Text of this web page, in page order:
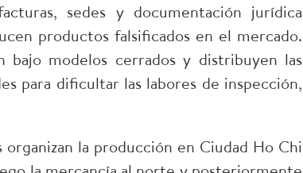
sedes y documentación jurídica
productos falsificados en el mercado.
bajo modelos cerrados y distribuyen las
para dificultar las labores de inspección,
la producción en Ciudad Ho Chi